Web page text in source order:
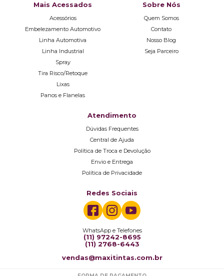
Mais Acessados
Acessórios
Embelezamento Automotivo
Linha Automotiva
Linha Industrial
Spray
Tira Risco/Retoque
Lixas
Panos e Flanelas
Sobre Nós
Quem Somos
Contato
Nosso Blog
Seja Parceiro
Atendimento
Dúvidas Frequentes
Central de Ajuda
Política de Troca e Devolução
Envio e Entrega
Política de Privacidade
Redes Sociais
WhatsApp e Telefones
(11) 97242-8695
(11) 2768-6443
vendas@maxitintas.com.br